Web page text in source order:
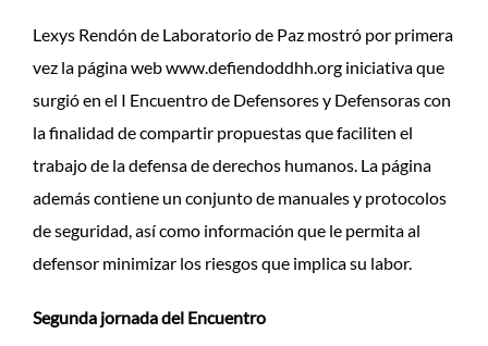
Lexys Rendón de Laboratorio de Paz mostró por primera
vez la página web www.defiendoddhh.org iniciativa que
surgió en el I Encuentro de Defensores y Defensoras con
la finalidad de compartir propuestas que faciliten el
trabajo de la defensa de derechos humanos. La página
además contiene un conjunto de manuales y protocolos
de seguridad, así como información que le permita al
defensor minimizar los riesgos que implica su labor.
Segunda jornada del Encuentro